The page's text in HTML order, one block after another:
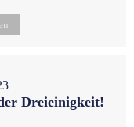
Dreieinigkeit!